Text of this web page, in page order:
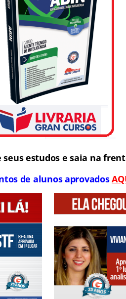
seus estudos e saia na
de alunos aprovados